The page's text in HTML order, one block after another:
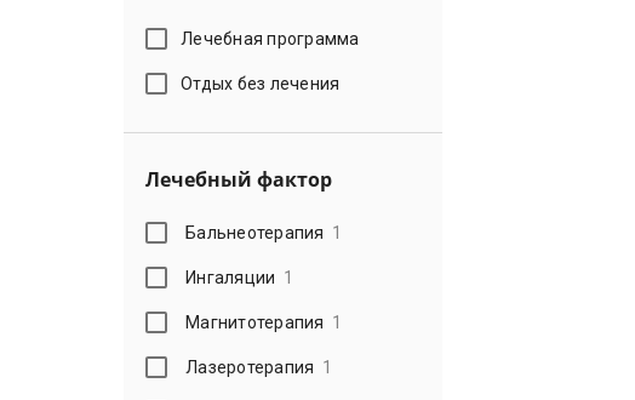
Лечебная программа
Отдых без лечения
Лечебный фактор
Бальнеотерапия 1
Ингаляции 1
Магнитотерапия 1
Лазеротерапия 1